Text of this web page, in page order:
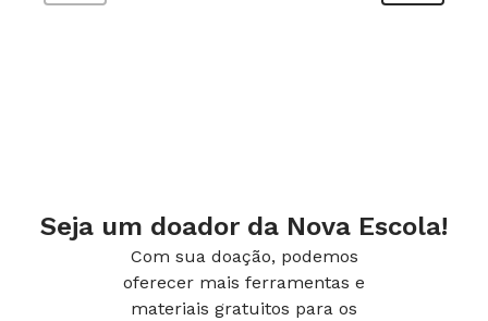
Seja um doador da Nova Escola!
Com sua doação, podemos
oferecer mais ferramentas e
materiais gratuitos para os